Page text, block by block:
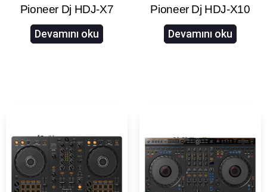
Pioneer Dj HDJ-X7
Devamını oku
Pioneer Dj HDJ-X10
Devamını oku